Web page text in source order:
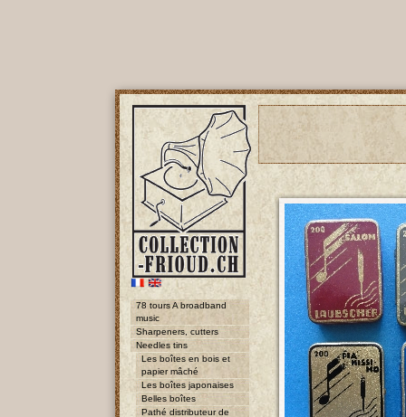
78 tours A broadband
music
Sharpeners, cutters
Needles tins
Les boîtes en bois et
papier mâché
Les boîtes japonaises
Belles boîtes
Pathé distributeur de